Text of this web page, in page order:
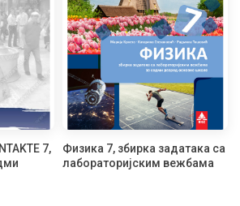
7,
Физика 7, збирка задатака са
лабораторијским вежбама